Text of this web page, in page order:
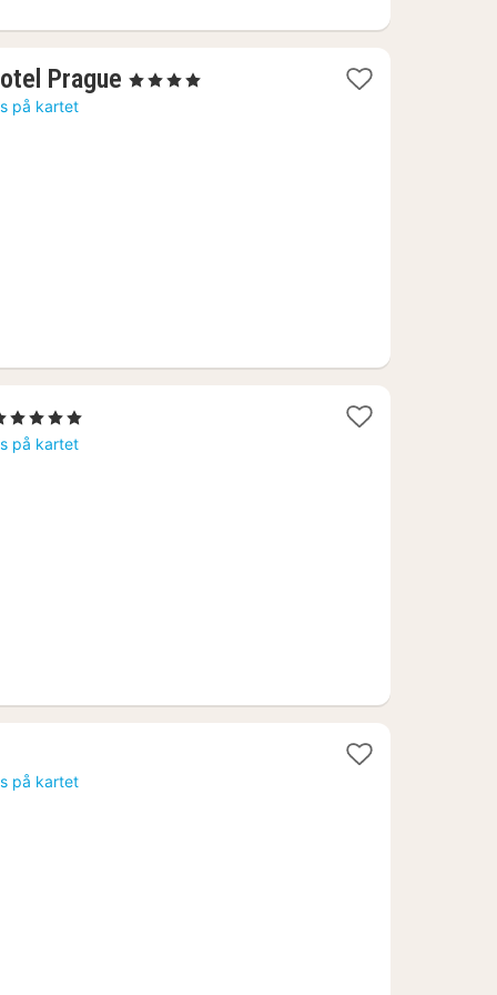
Prague 1
, 4 Stjerner
på kartet
Stjerner
på kartet
på kartet